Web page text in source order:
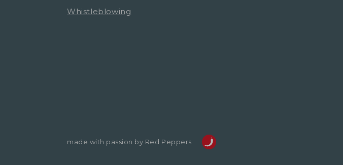
Whistleblowing
made with passion by Red Peppers